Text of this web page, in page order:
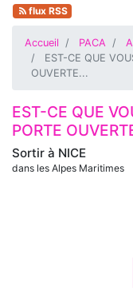
flux RSS
Accueil PACA
EST-CE QUE
OUVERTE...
Sortir à NICE
dans les Alpes Maritimes
EST-CE QUE
PORTE